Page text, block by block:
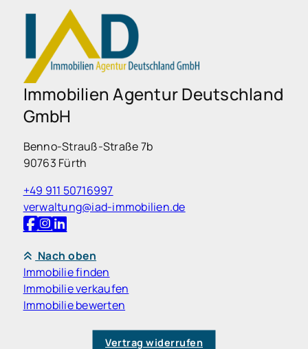
Immobilien Agentur Deutschland
GmbH
Benno-Strauß-Straße 7b
90763 Fürth
+49 911 50716997
verwaltung@iad-immobilien.de
Nach oben
Immobilie finden
Immobilie verkaufen
Immobilie bewerten
Vertrag widerrufen